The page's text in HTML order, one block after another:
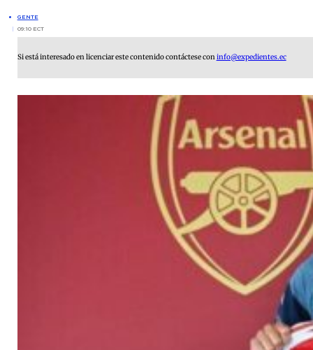
GENTE
09:10 ECT
Si está interesado en licenciar este contenido contáctese coninfo@expedientes.ec